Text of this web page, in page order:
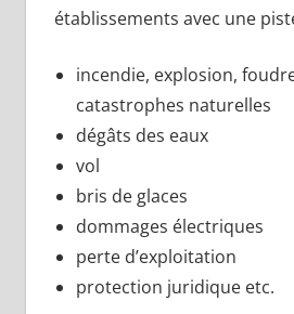
établissements avec une
incendie, explosion,
catastrophes naturelles
dégâts des eaux
vol
bris de glaces
dommages électriques
perte d’exploitation
protection juridique etc.